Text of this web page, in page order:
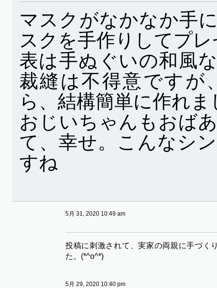
マスクがなかなか手
スクを手作りしてプ
表は手ぬぐいの和風
裁縫は不得意ですが
ら、結構簡単に作れま
おじいちゃんもおば
て、幸せ。こんなシ
すね
5月 31, 2020 10:49 am
投稿に刺激されて、実家の両親に手づく
た。(*^o^*)
5月 29, 2020 10:40 pm